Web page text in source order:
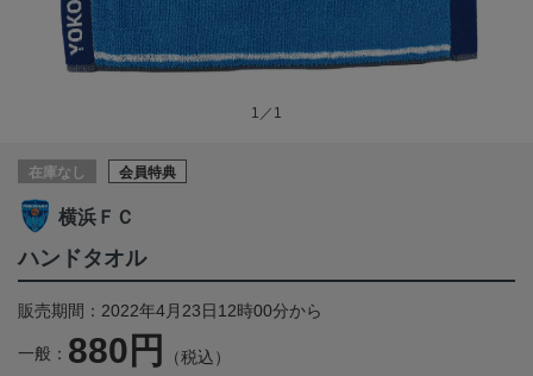
1／1
在庫なし 会員特典
横浜ＦＣ
ハンドタオル
販売期間：2022年4月23日12時00分から
一般： 880円 （税込）